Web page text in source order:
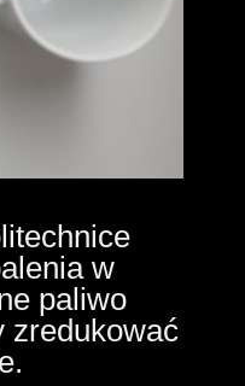
w
paliwo
zredukować